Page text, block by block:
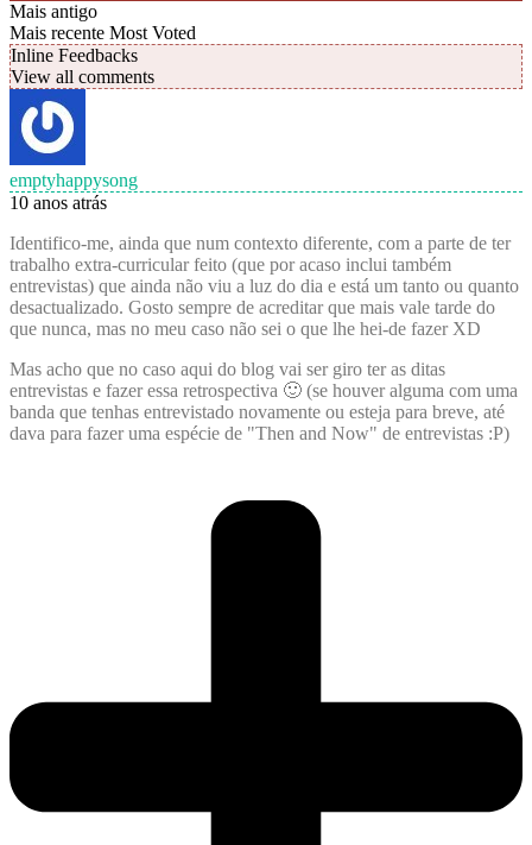
Mais antigo
Mais recente Most Voted
Inline Feedbacks
View all comments
emptyhappysong
10 anos atrás
Identifico-me, ainda que num contexto diferente, com a parte de ter
trabalho extra-curricular feito (que por acaso inclui também
entrevistas) que ainda não viu a luz do dia e está um tanto ou quanto
desactualizado. Gosto sempre de acreditar que mais vale tarde do
que nunca, mas no meu caso não sei o que lhe hei-de fazer XD
Mas acho que no caso aqui do blog vai ser giro ter as ditas
entrevistas e fazer essa retrospectiva 🙂 (se houver alguma com uma
banda que tenhas entrevistado novamente ou esteja para breve, até
dava para fazer uma espécie de "Then and Now" de entrevistas :P)